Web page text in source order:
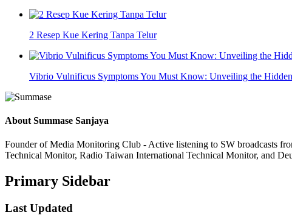
2 Resep Kue Kering Tanpa Telur
Vibrio Vulnificus Symptoms You Must Know: Unveiling the
About Summase Sanjaya
Founder of Media Monitoring Club - Active listening to SW broadcasts
Technical Monitor, Radio Taiwan International Technical Monitor, and
Primary Sidebar
Last Updated